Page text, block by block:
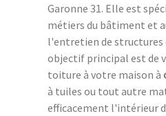
Garonne 31. Elle est
métiers du bâtiment et
l'entretien de structures
objectif principal est de
toiture à votre maison à
à tuiles ou tout autre
efficacement l'intérieur